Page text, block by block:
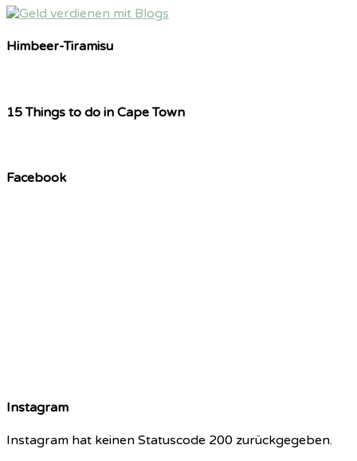
Himbeer-Tiramisu
15 Things to do in Cape Town
Facebook
Instagram
Instagram hat keinen Statuscode 200 zurückgegeben.